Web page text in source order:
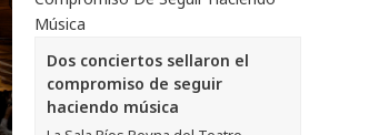
Dos conciertos sellaron el
compromiso de seguir
haciendo música